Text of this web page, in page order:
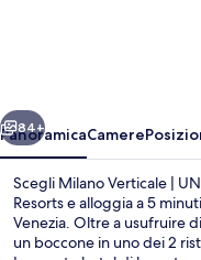
|
Preferred
Hotels
and
Avanti
84+
PanoramicaCamere
Scegli Milano Verticale |
Resorts e alloggia a 5
Venezia. Oltre a usufruire
un boccone in uno dei 2